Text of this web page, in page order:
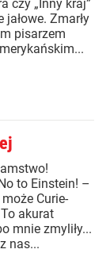
czy „Inny kraj”
Zmarły
pisarzem
to Einstein! –
Curie-
akurat
mnie zmyliły...
nas...